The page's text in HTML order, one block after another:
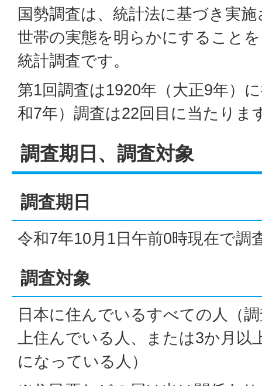
国勢調査は、統計法に基づき実
世帯の実態を明らかにすること
統計調査です。
第1回調査は1920年（大正9年）
和7年）調査は22回目に当たりま
調査期日、調査対象
調査期日
令和7年10月1日午前0時現在で調
調査対象
日本に住んでいるすべての人（
上住んでいる人、または3か月
になっている人）